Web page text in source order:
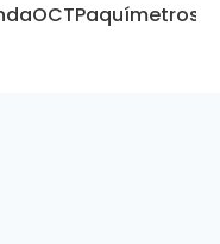
OCTPaquímetros